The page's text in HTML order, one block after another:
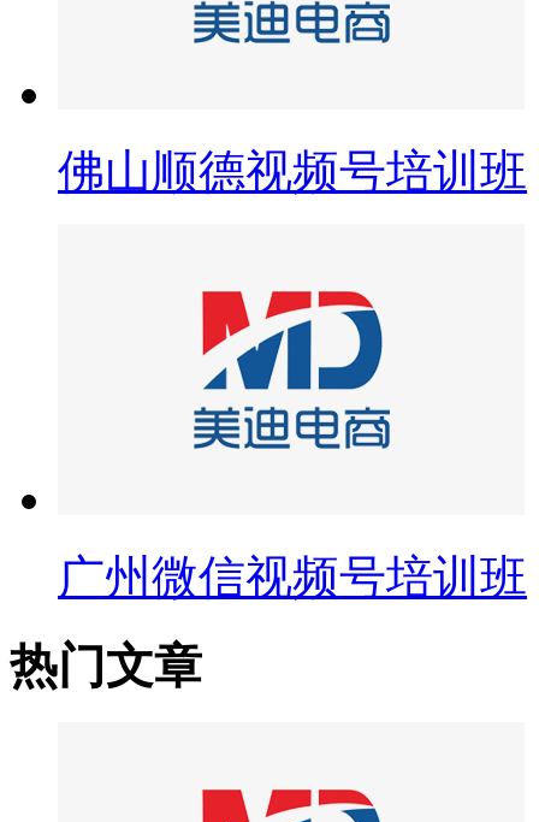
佛山顺德视频号培训班
广州微信视频号培训班
热门文章